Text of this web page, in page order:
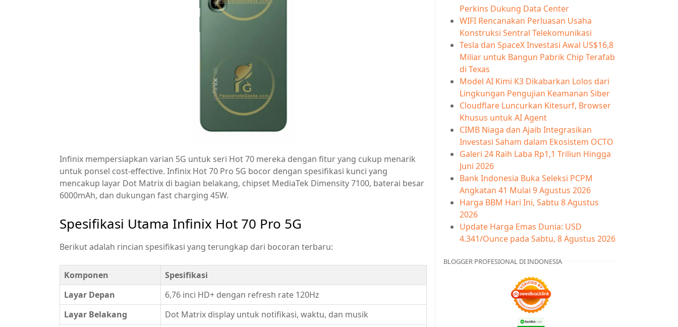
Infinix mempersiapkan varian 5G untuk seri Hot 70 mereka dengan fitur yang cukup menarik
untuk ponsel cost-effective. Infinix Hot 70 Pro 5G bocor dengan spesifikasi kunci yang
mencakup layar Dot Matrix di bagian belakang, chipset MediaTek Dimensity 7100, baterai besar
6000mAh, dan dukungan fast charging 45W.
Spesifikasi Utama Infinix Hot 70 Pro 5G
Berikut adalah rincian spesifikasi yang terungkap dari bocoran terbaru:
Komponen
Spesifikasi
Layar Depan
6,76 inci HD+ dengan refresh rate 120Hz
Layar Belakang
Dot Matrix display untuk notifikasi, waktu, dan musik
Perkins Dukung Data Center
WIFI Rencanakan Perluasan Usaha
Konstruksi Sentral Telekomunikasi
Tesla dan SpaceX Investasi Awal US$16,8
Miliar untuk Bangun Pabrik Chip Terafab
di Texas
Model AI Kimi K3 Dikabarkan Lolos dari
Lingkungan Pengujian Keamanan Siber
Cloudflare Luncurkan Kitesurf, Browser
Khusus untuk AI Agent
CIMB Niaga dan Ajaib Integrasikan
Investasi Saham dalam Ekosistem OCTO
Galeri 24 Raih Laba Rp1,1 Triliun Hingga
Juni 2026
Bank Indonesia Buka Seleksi PCPM
Angkatan 41 Mulai 9 Agustus 2026
Harga BBM Hari Ini, Sabtu 8 Agustus
2026
Update Harga Emas Dunia: USD
4.341/Ounce pada Sabtu, 8 Agustus 2026
BLOGGER PROFESIONAL DI INDONESIA